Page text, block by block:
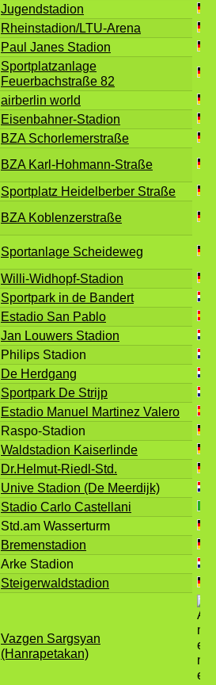
Jugendstadion
Rheinstadion/LTU-Arena
Paul Janes Stadion
Sportplatzanlage
Feuerbachstraße 82
airberlin world
Eisenbahner-Stadion
BZA Schorlemerstraße
BZA Karl-Hohmann-Straße
Sportplatz Heidelberber Straße
BZA Koblenzerstraße
Sportanlage Scheideweg
Willi-Widhopf-Stadion
Sportpark in de Bandert
Estadio San Pablo
Jan Louwers Stadion
Philips Stadion
De Herdgang
Sportpark De Strijp
Estadio Manuel Martinez Valero
Raspo-Stadion
Waldstadion Kaiserlinde
Dr.Helmut-Riedl-Std.
Unive Stadion (De Meerdijk)
Stadio Carlo Castellani
Std.am Wasserturm
Bremenstadion
Arke Stadion
Steigerwaldstadion
Vazgen Sargsyan
(Hanrapetakan)